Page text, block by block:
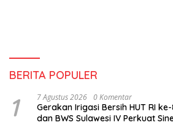
BERITA POPULER
1 7 Agustus 2026 0 Komentar
Gerakan Irigasi Bersih HUT RI
dan BWS Sulawesi IV Perkuat